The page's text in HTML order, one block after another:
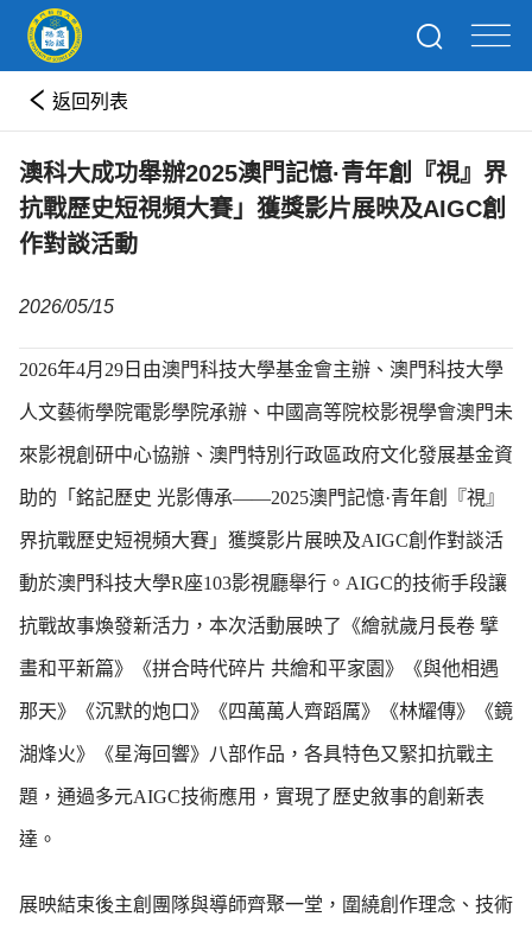
返回列表
澳科大成功舉辦2025澳門記憶·青年創『視』界
抗戰歷史短視頻大賽」獲獎影片展映及AIGC創
作對談活動
2026/05/15
2026年4月29日由澳門科技大學基金會主辦、澳門科技大學
人文藝術學院電影學院承辦、中國高等院校影視學會澳門未
來影視創研中心協辦、澳門特別行政區政府文化發展基金資
助的「銘記歷史 光影傳承——2025澳門記憶·青年創『視』
界抗戰歷史短視頻大賽」獲獎影片展映及AIGC創作對談活
動於澳門科技大學R座103影視廳舉行。AIGC的技術手段讓
抗戰故事煥發新活力，本次活動展映了《繪就歲月長卷 擘
畫和平新篇》《拼合時代碎片 共繪和平家園》《與他相遇
那天》《沉默的炮口》《四萬萬人齊蹈厲》《林耀傳》《鏡
湖烽火》《星海回響》八部作品，各具特色又緊扣抗戰主
題，通過多元AIGC技術應用，實現了歷史敘事的創新表
達。
展映結束後主創團隊與導師齊聚一堂，圍繞創作理念、技術